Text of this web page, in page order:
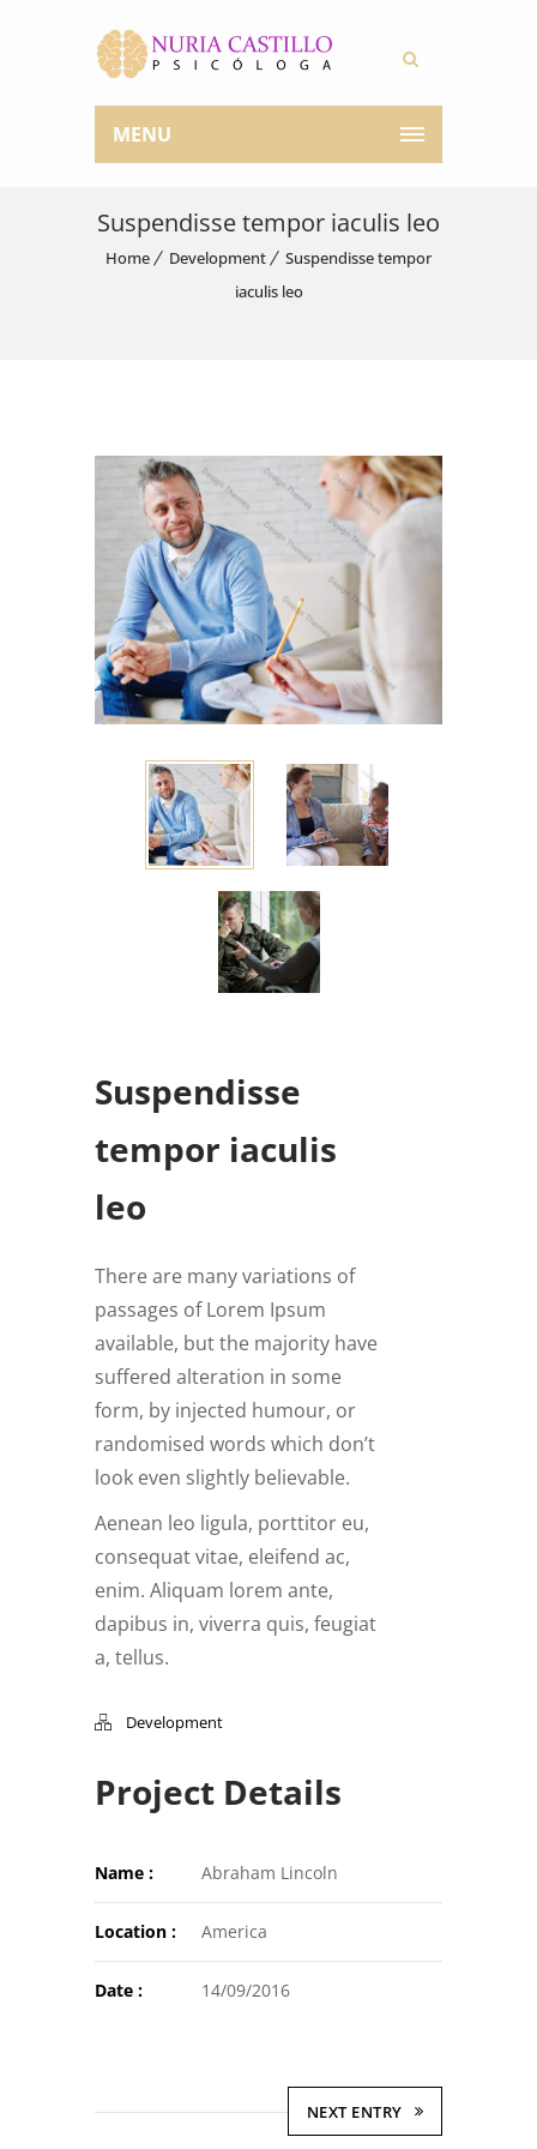
MENU
Suspendisse tempor iaculis leo
Home Development
Suspendisse tempor
iaculis leo
Suspendisse
tempor iaculis
leo
There are many variations of
passages of Lorem Ipsum
available, but the majority have
suffered alteration in some
form, by injected humour, or
randomised words which don’t
look even slightly believable.
Aenean leo ligula, porttitor eu,
consequat vitae, eleifend ac,
enim. Aliquam lorem ante,
dapibus in, viverra quis, feugiat
a, tellus.
Development
Project Details
Name : Abraham Lincoln
Location : America
Date : 14/09/2016
NEXT ENTRY